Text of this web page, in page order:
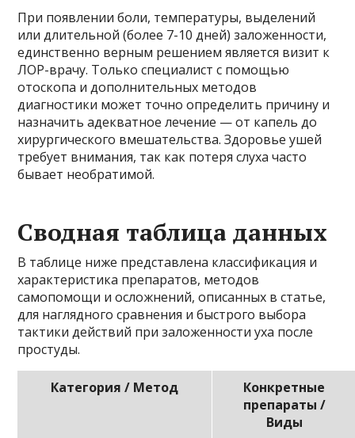
При появлении боли, температуры, выделений
или длительной (более 7-10 дней) заложенности,
единственно верным решением является визит к
ЛОР-врачу. Только специалист с помощью
отоскопа и дополнительных методов
диагностики может точно определить причину и
назначить адекватное лечение — от капель до
хирургического вмешательства. Здоровье ушей
требует внимания, так как потеря слуха часто
бывает необратимой.
Сводная таблица данных
В таблице ниже представлена классификация и
характеристика препаратов, методов
самопомощи и осложнений, описанных в статье,
для наглядного сравнения и быстрого выбора
тактики действий при заложенности уха после
простуды.
Категория / Метод
Конкретные
препараты /
Виды